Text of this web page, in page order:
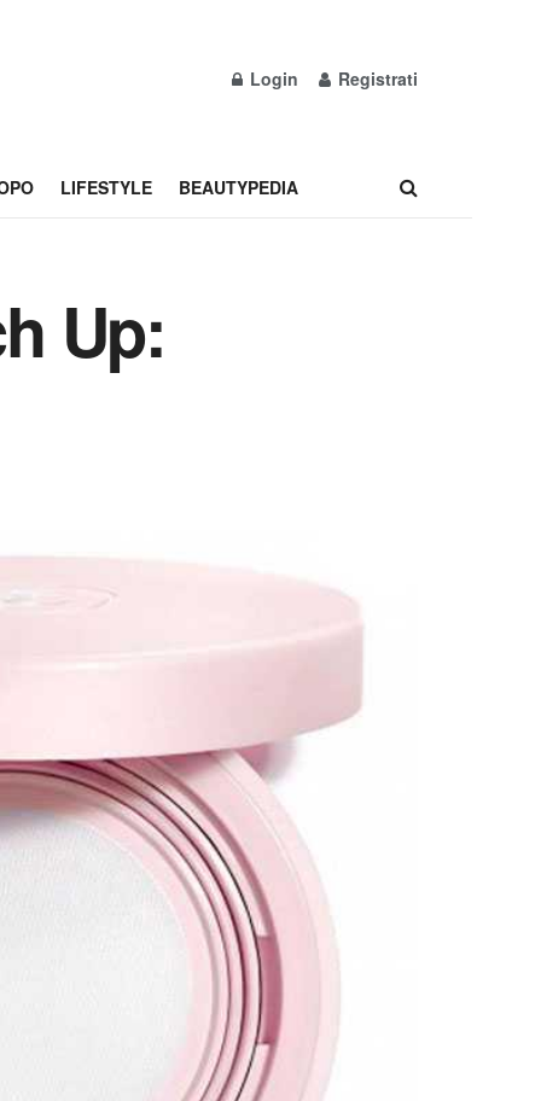
Login Registrati
LIFESTYLE BEAUTYPEDIA
Up: